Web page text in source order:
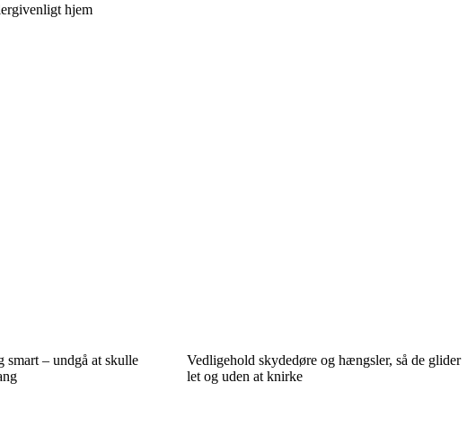
hjem
– undgå at skulle
Vedligehold skydedøre og hængsler, så de glider
let og uden at knirke